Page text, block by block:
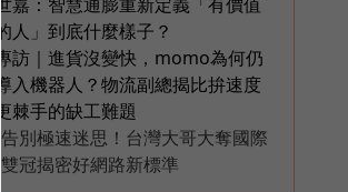
的人」到底什麼樣子？
專訪｜進貨沒變快，momo為何仍
導入機器人？物流副總揭比拚速度
更棘手的缺工難題
告別極速迷思！台灣大哥大奪國際
雙冠揭密好網路新標準